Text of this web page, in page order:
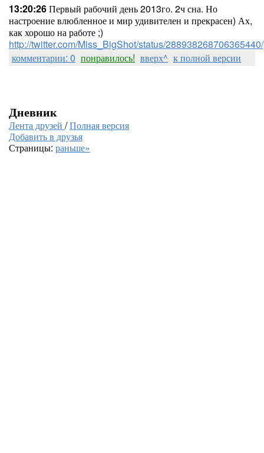
13:20:26Первый рабочий день 2013го. 2ч сна. Но
настроение влюбленное и мир удивителен и прекрасен) Ах,
как хорошо на работе ;)
http://twitter.com/Miss_BigShot/status/
комментарии: 0 понравилось! вверх^ к полной версии
Дневник
Лента друзей /Полная версия
Добавить в друзья
Страницы: раньше»